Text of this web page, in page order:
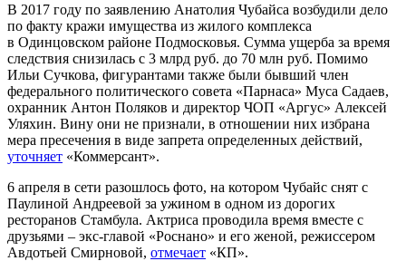
В 2017 году по заявлению Анатолия Чубайса возбудили дело
по факту кражи имущества из жилого комплекса
в Одинцовском районе Подмосковья. Сумма ущерба за время
следствия снизилась с 3 млрд руб. до 70 млн руб. Помимо
Ильи Сучкова, фигурантами также были бывший член
федерального политического совета «Парнаса» Муса Садаев,
охранник Антон Поляков и директор ЧОП «Аргус» Алексей
Уляхин. Вину они не признали, в отношении них избрана
мера пресечения в виде запрета определенных действий,
уточняет «Коммерсант».
6 апреля в сети разошлось фото, на котором Чубайс снят с
Паулиной Андреевой за ужином в одном из дорогих
ресторанов Стамбула. Актриса проводила время вместе с
друзьями – экс-главой «Роснано» и его женой, режиссером
Авдотьей Смирновой, отмечает «КП».